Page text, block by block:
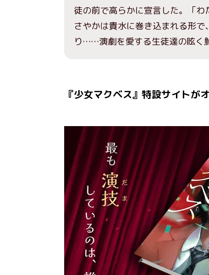
徒の前で高らかに宣言した。「
さやかは貴水に巻き込まれる形
り……演劇を愛する生徒達の眩く
『少女マクベス』特設サイトが